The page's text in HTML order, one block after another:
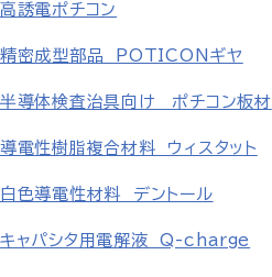
高誘電ポチコン
精密成型部品 POTICONギヤ
半導体検査治具向け ポチコン板材
導電性樹脂複合材料 ウィスタット
白色導電性材料 デントール
キャパシタ用電解液 Q-charge